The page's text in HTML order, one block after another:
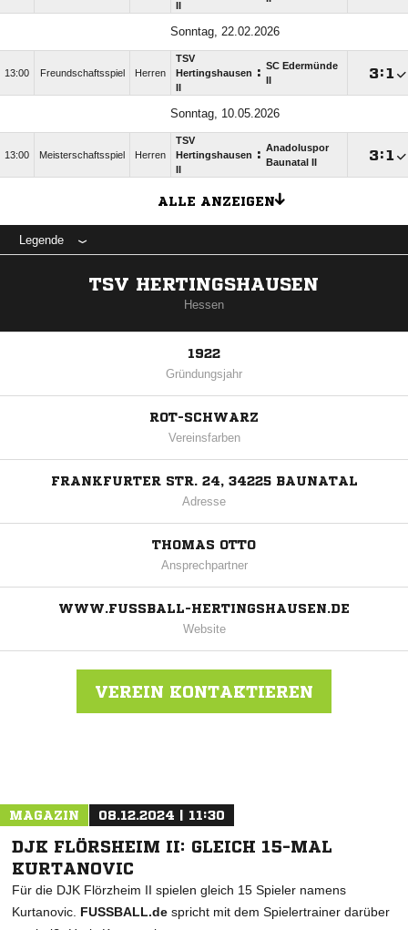
Sonntag, 22.02.2026
13:00 Freundschaftsspiel Herren
TSV
Hertingshausen : SC Edermünde
:
Sonntag, 10.05.2026
13:00 Meisterschaftsspiel Herren
TSV
Hertingshausen : Anadoluspor
Baunatal II
:
ALLE ANZEIGEN
Legende
TSV HERTINGSHAUSEN
Hessen
1922
Gründungsjahr
ROT-SCHWARZ
Vereinsfarben
FRANKFURTER STR. 24, 34225 BAUNATAL
Adresse
THOMAS OTTO
Ansprechpartner
WWW.FUSSBALL-HERTINGSHAUSEN.DE
Website
VEREIN KONTAKTIEREN
MAGAZIN 08.12.2024 | 11:30
DJK FLÖRSHEIM II: GLEICH 15-MAL
KURTANOVIC
Für die DJK Flörzheim II spielen gleich 15 Spieler namens
Kurtanovic. FUSSBALL.de spricht mit dem Spielertrainer darüber